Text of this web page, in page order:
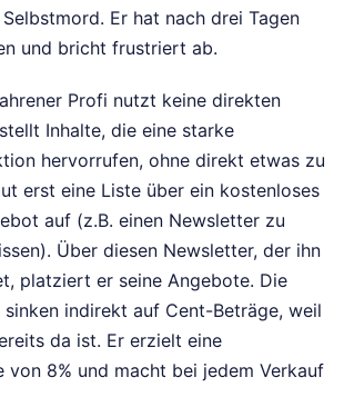
Er hat nach drei Tagen
und bricht frustriert ab.
Profi nutzt keine direkten
Inhalte, die eine starke
hervorrufen, ohne direkt etwas zu
erst eine Liste über ein kostenloses
auf (z.B. einen Newsletter zu
Über diesen Newsletter, der ihn
platziert er seine Angebote. Die
indirekt auf Cent-Beträge, weil
da ist. Er erzielt eine
von 8% und macht bei jedem Verkauf